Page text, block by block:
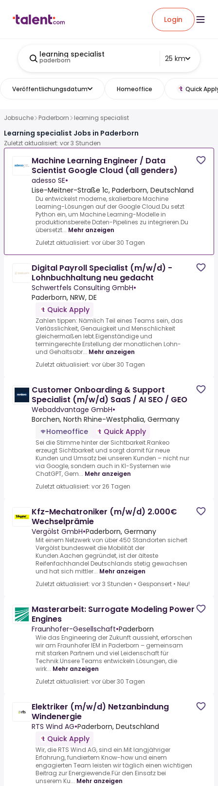
Login
learning specialist
paderborn 25 km
Veröffentlichungsdatum Homeoffice Quick
Jobsuche Paderborn learning specialist
Learning specialist Jobs in Paderborn
Zuletzt aktualisiert: vor 3 Stunden
Machine Learning Engineer / Data
Scientist Google Cloud (all genders)
adesso SE•
Lise-Meitner-Straße 1c, Paderborn, Deutschland
Du entwickelst moderne, skalierbare Machine
Learning-Lösungen auf der Google Cloud.Du setzt
Python ein, um Machine Learning-Modelle in
produktionsbereite Daten-Pipelines zu integrieren.Du
übersetzt... Mehr anzeigen
Zuletzt aktualisiert: vor über 30 Tagen
Digital Payroll Specialist (m/w/d) -
Lohnbuchhaltung neu gedacht
Schwertfels Consulting GmbH•
Paderborn, NRW, DE
Quick Apply
Zahlen tippen: Nämlich Teil eines Teams sein, das
Verlässlichkeit, Genauigkeit und Menschlichkeit
gleichermaßen lebt.Eigenständige und
termingerechte Erstellung der monatlichen Lohn-
und Gehaltsabr... Mehr anzeigen
Zuletzt aktualisiert: vor über 30 Tagen
Customer Onboarding & Support
Specialist (m/w/d) SaaS / AI SEO / GEO
Webaddvantage GmbH•
Borchen, North Rhine-Westphalia, Germany
Homeoffice
Quick Apply
Sei die Stimme hinter der Sichtbarkeit.Rankeo
erzeugt Sichtbarkeit und sorgt damit für neue
Kunden und Umsatz bei unseren Kunden – nicht nur
via Google, sondern auch in KI-Systemen wie
ChatGPT, Gem... Mehr anzeigen
Zuletzt aktualisiert: vor 26 Tagen
Kfz-Mechatroniker (m/w/d) 2.000€
Wechselprämie
Vergölst GmbH•Paderborn, Germany
Mit einem Netzwerk von über 450 Standorten sichert
Vergölst bundesweit die Mobilität der
Kunden.Aachen gegründet, ist der älteste
Reifenfachhandel Deutschlands stetig gewachsen
und hat sich mittler... Mehr anzeigen
Zuletzt aktualisiert: vor 3 Stunden • Gesponsert • Neu!
Masterarbeit: Surrogate Modeling Power
Engines
Fraunhofer-Gesellschaft•Paderborn
Wie das Engineering der Zukunft aussieht, erforschen
wir am Fraunhofer IEM in Paderborn – gemeinsam
mit starken Partnern und viel Leidenschaft für
Technik.Unsere Teams entwickeln Lösungen, die
wirk... Mehr anzeigen
Zuletzt aktualisiert: vor über 30 Tagen
Elektriker (m/w/d) Netzanbindung
Windenergie
RTS Wind AG•Paderborn, Deutschland
Quick Apply
Wir, die RTS Wind AG, sind ein.Mit langjähriger
Erfahrung, fundiertem Know-how und einem
engagierten Team leisten wir täglich einen wichtigen
Beitrag zur Energiewende.Für den Einsatz bei
unserem Ku... Mehr anzeigen